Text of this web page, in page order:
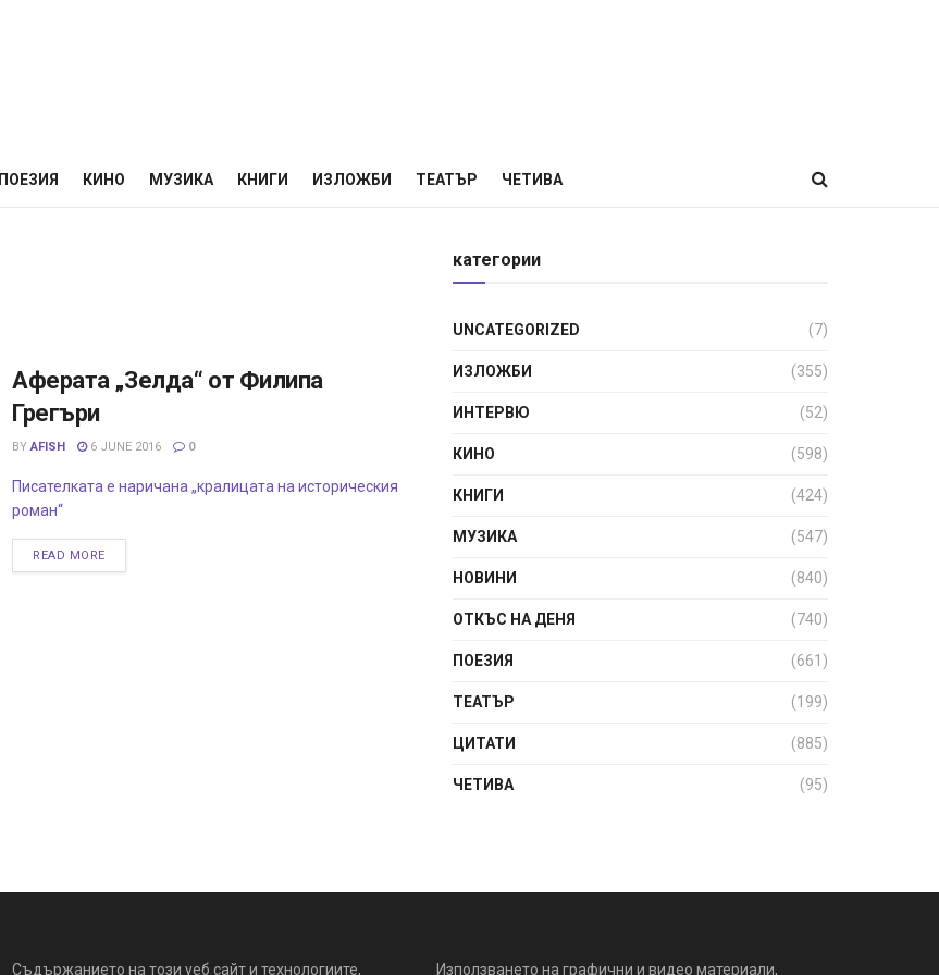
ПОЕЗИЯ КИНО МУЗИКА КНИГИ ИЗЛОЖБИ ТЕАТЪР ЧЕТИВА
Аферата „Зелда“ от Филипа
Грегъри
BY AFISH 6 JUNE 2016 0
Писателката е наричана „кралицата на историческия
роман“
READ MORE
категории
UNCATEGORIZED (7)
ИЗЛОЖБИ (355)
ИНТЕРВЮ (52)
КИНО (598)
КНИГИ (424)
МУЗИКА (547)
НОВИНИ (840)
ОТКЪС НА ДЕНЯ (740)
ПОЕЗИЯ (661)
ТЕАТЪР (199)
ЦИТАТИ (885)
ЧЕТИВА (95)
Съдържанието на този уеб сайт и технологиите, Използването на графични и видео материали,